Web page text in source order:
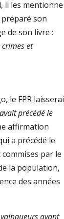
il les mentionne
préparé son
de son livre :
et
le FPR
précédé le
affirmation
a précédé le
par le
la population,
des années
ayant